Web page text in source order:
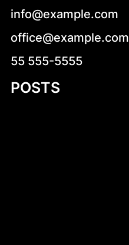
info@example.com
office@example.com
55 555-5555
POSTS